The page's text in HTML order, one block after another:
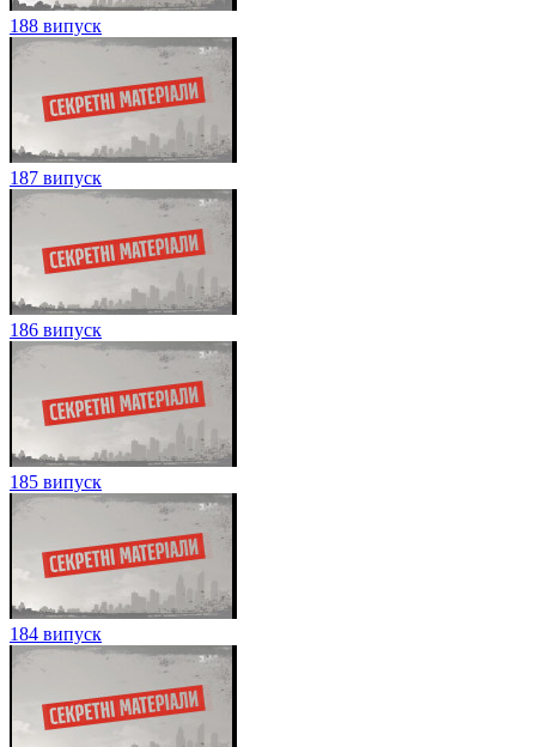
188 випуск
187 випуск
186 випуск
185 випуск
184 випуск